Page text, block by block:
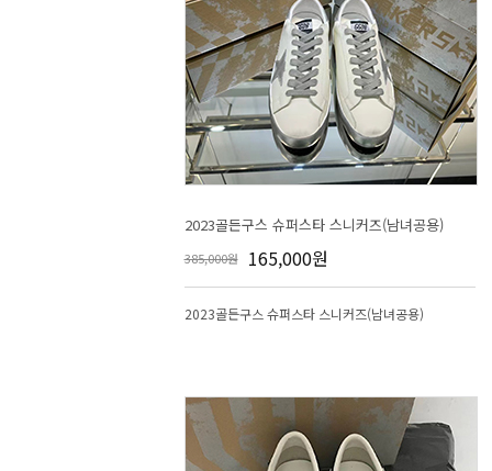
2023골든구스 슈퍼스타 스니커즈(남녀공용)
385,000원 165,000원
2023골든구스 슈퍼스타 스니커즈(남녀공용)